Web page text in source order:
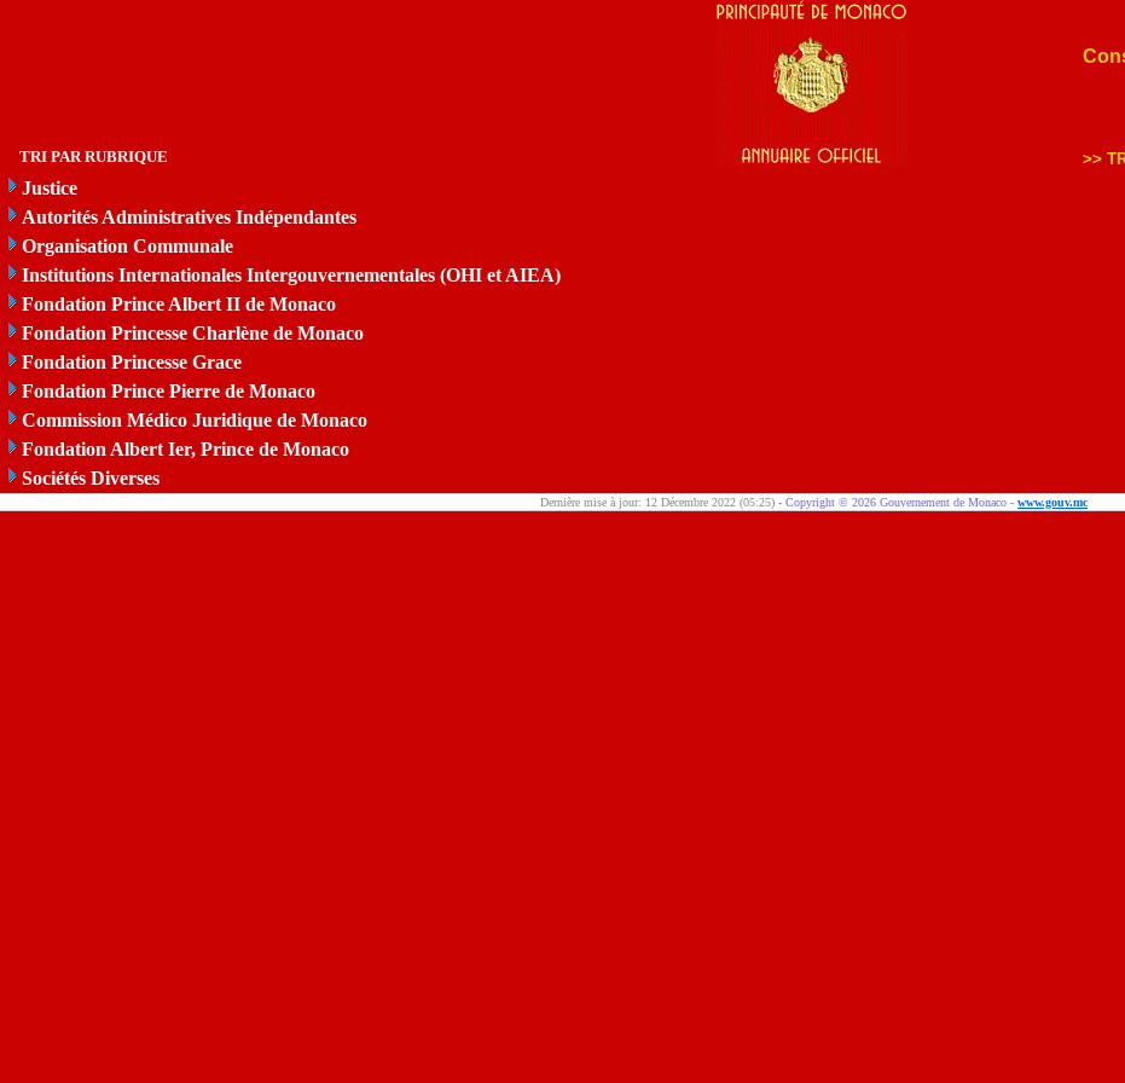
TRI PAR RUBRIQUE >>
Justice
Autorités Administratives Indépendantes
Organisation Communale
Institutions Internationales Intergouvernementales (OHI et AIEA)
Fondation Prince Albert II de Monaco
Fondation Princesse Charlène de Monaco
Fondation Princesse Grace
Fondation Prince Pierre de Monaco
Commission Médico Juridique de Monaco
Fondation Albert Ier, Prince de Monaco
Sociétés Diverses
Dernière mise à jour: 12 Décembre 2022 (05:25) - Copyright © 2026 Gouvernement de Monaco - www.gouv.mc